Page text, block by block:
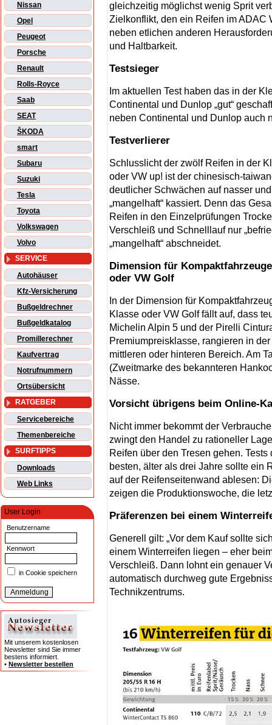
Nissan
Opel
Peugeot
Porsche
Renault
Rolls-Royce
Saab
SEAT
ŠKODA
smart
Subaru
Suzuki
Tesla
Toyota
Volkswagen
Volvo
SERVICE
Autohäuser
Kfz-Versicherung
Bußgeldrechner
Bußgeldkatalog
Promillerechner
Kaufvertrag
Notrufnummern
Ortsübersicht
RATGEBER
Servicebereiche
Themenbereiche
SURFTIPPS
Downloads
Web Links
User Login
Benutzername
Kennwort
in Cookie speichern
Mit unserem kostenlosen
Newsletter sind Sie immer
bestens informiert.
• Newsletter bestellen
gleichzeitig möglichst wenig Sprit
Zielkonflikt, den ein Reifen im ADAC
neben etlichen anderen
und Haltbarkeit.
Testsieger
Im aktuellen Test haben das in der
Continental und Dunlop „gut“
neben Continental und Dunlop auch
Testverlierer
Schlusslicht der zwölf Reifen in der
oder VW up! ist der chinesisch-
deutlicher Schwächen auf nasser
„mangelhaft“ kassiert. Denn das
Reifen in den Einzelprüfungen
Verschleiß und Schnelllauf nur
„mangelhaft“ abschneidet.
Dimension für
oder VW Golf
In der Dimension für
Klasse oder VW Golf fällt auf, dass
Michelin Alpin 5 und der Pirelli
Premiumpreisklasse, rangieren in
mittleren oder hinteren Bereich. Am
(Zweitmarke des bekannteren
Nässe.
Vorsicht übrigens beim Online-
Nicht immer bekommt der
zwingt den Handel zu rationeller
Reifen über den Tresen gehen.
besten, älter als drei Jahre sollte ein
auf der Reifenseitenwand ablesen:
zeigen die Produktionswoche, die
Präferenzen bei einem
Generell gilt: „Vor dem Kauf sollte
einem Winterreifen liegen – eher
Verschleiß. Dann lohnt ein genauer
automatisch durchweg gute
Technikzentrums.